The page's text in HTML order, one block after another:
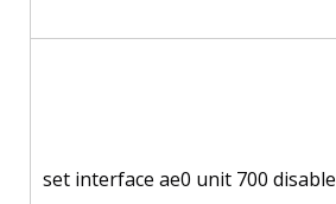
set interface ae0 unit 700 disable